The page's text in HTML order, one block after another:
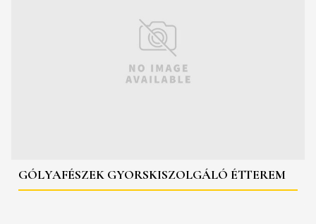
GÓLYAFÉSZEK GYORSKISZOLGÁLÓ ÉTTEREM